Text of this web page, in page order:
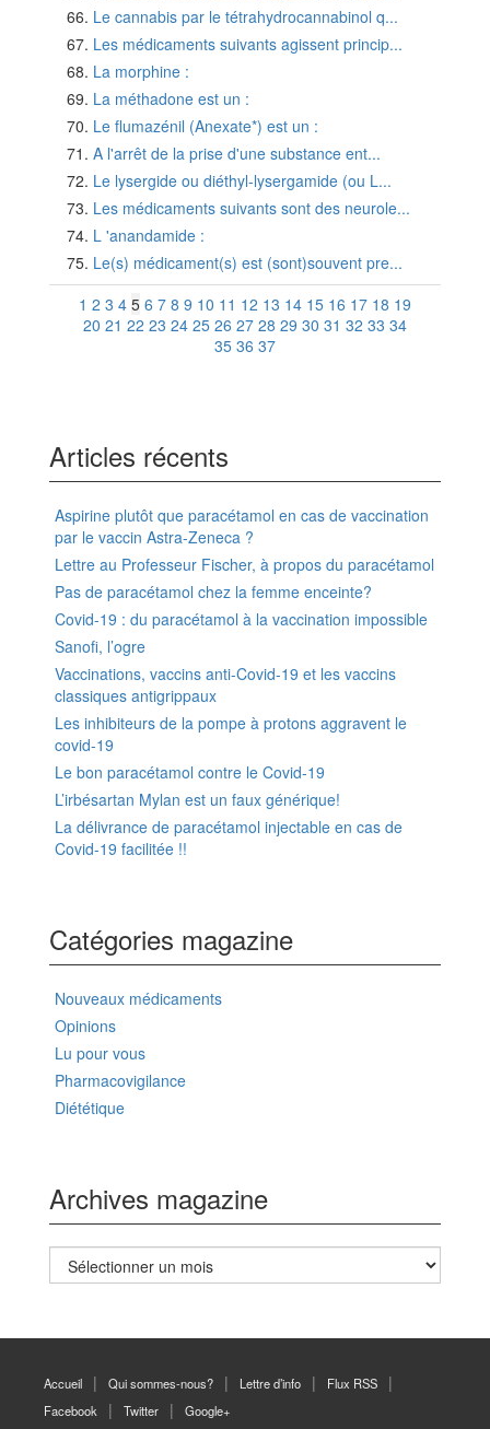
Le cannabis par le tétrahydrocannabinol q...
Les médicaments suivants agissent princip...
La morphine :
La méthadone est un :
Le flumazénil (Anexate*) est un :
A l'arrêt de la prise d'une substance ent...
Le lysergide ou diéthyl-lysergamide (ou L...
Les médicaments suivants sont des neurole...
L 'anandamide :
Le(s) médicament(s) est (sont)souvent pre...
1 2 3 4 5 6 7 8 9 10 11 12 13 14 15 16 17 18 19
20 21 22 23 24 25 26 27 28 29 30 31 32 33 34
35 36 37
Articles récents
Aspirine plutôt que paracétamol en cas de vaccination
par le vaccin Astra-Zeneca ?
Lettre au Professeur Fischer, à propos du paracétamol
Pas de paracétamol chez la femme enceinte?
Covid-19 : du paracétamol à la vaccination impossible
Sanofi, l’ogre
Vaccinations, vaccins anti-Covid-19 et les vaccins
classiques antigrippaux
Les inhibiteurs de la pompe à protons aggravent le
covid-19
Le bon paracétamol contre le Covid-19
L’irbésartan Mylan est un faux générique!
La délivrance de paracétamol injectable en cas de
Covid-19 facilitée !!
Catégories magazine
Nouveaux médicaments
Opinions
Lu pour vous
Pharmacovigilance
Diététique
Archives magazine
Archives
magazine
Accueil Qui sommes-nous? Lettre d’info
Flux RSS
Facebook
Twitter Google+